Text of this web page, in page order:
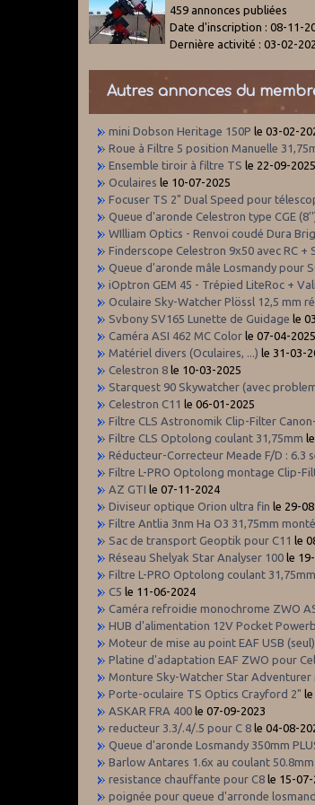
459 annonces publiées
Date d'inscription : 08-11-
Dernière activité : 03-02-
Autres annonces du
mini Dobson Heritage 150P le 03-02-
Roue à Filtre 5 position Manuelle
Ensemble tiroir à filtre TS le 22-09-2025
Oculaires le 10-07-2025
Focuser TS 2" Dual Speed pour
Queue d'aronde Celestron type CGE
WIlliam Optics - Renvoi coudé Dura
Finderscope Celestron 9x50 avec RC
Queue d'aronde mâle Losmandy pour
iOptron GEM 45 - Trépied LiteRoc +
Oculaire Sky-Watcher Plössl 12,5 mm
Svbony SV165 Lunette de Guidage le
Caméra ASI 462 MC Color le 07-04-2025
Matériel divers (Oculaires, ...) le 31-03-
Celestron 8 le 10-03-2025
Starquest 90 Skywatcher (avec
Celestron C11 le 06-01-2025
Filtre CLS Astronomik Clip-Filter
Filtre CLS Optolong coulant 31,75mm
Réducteur-Correcteur Meade F/D : 6.3
Filtre L-PRO Optolong montage Clip-
AZ GTI le 07-11-2024
Diviseur optique Orion ultra fin le 29-
Filtre Antlia 3nm Ha O3 31,75mm monté
Sac de transport Geoptik pour C11 le
Réseau Shelyak Star Analyser 100 le
Filtre L-PRO Optolong coulant 31,75mm
C5 le 11-06-2024
Caméra refroidie monochrome ZWO
HUB d'alimentation 12V Pocket
Moteur de mise au point EAF USB (seul)
Platine d'adaptation EAF ZWO pour
Monture Sky-Watcher Star Adventurer
Porte-oculaire TS Optics Crayford 2"
ASKAR FRA 400 le 07-09-2023
reducteur 3.3/.4/.5 pour C 8 le 04-08-
Queue d'aronde Losmandy 350mm
Barlow Antares 1.6x au coulant 50.8mm
resistance chauffante pour C8 le 15-
poignée pour queue d'arronde